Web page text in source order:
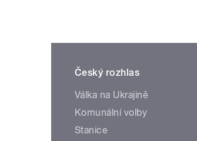
Český rozhlas
Válka na Ukrajině
Komunální volby
Stanice